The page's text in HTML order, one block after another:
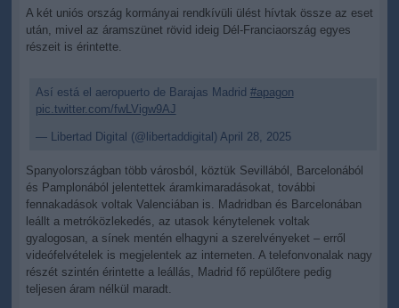
A két uniós ország kormányai rendkívüli ülést hívtak össze az eset
után, mivel az áramszünet rövid ideig Dél-Franciaország egyes
részeit is érintette.
Así está el aeropuerto de Barajas Madrid #apagon
pic.twitter.com/fwLVigw9AJ
— Libertad Digital (@libertaddigital) April 28, 2025
Spanyolországban több városból, köztük Sevillából, Barcelonából
és Pamplonából jelentettek áramkimaradásokat, további
fennakadások voltak Valenciában is. Madridban és Barcelonában
leállt a metróközlekedés, az utasok kénytelenek voltak
gyalogosan, a sínek mentén elhagyni a szerelvényeket – erről
videófelvételek is megjelentek az interneten. A telefonvonalak nagy
részét szintén érintette a leállás, Madrid fő repülőtere pedig
teljesen áram nélkül maradt.